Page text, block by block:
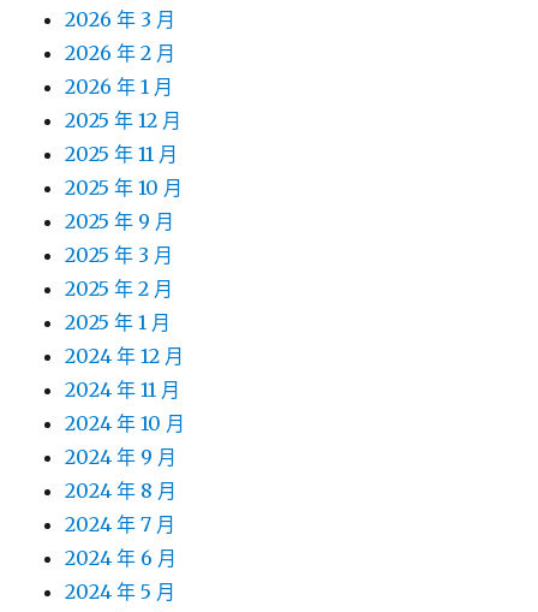
2026 年 3 月
2026 年 2 月
2026 年 1 月
2025 年 12 月
2025 年 11 月
2025 年 10 月
2025 年 9 月
2025 年 3 月
2025 年 2 月
2025 年 1 月
2024 年 12 月
2024 年 11 月
2024 年 10 月
2024 年 9 月
2024 年 8 月
2024 年 7 月
2024 年 6 月
2024 年 5 月